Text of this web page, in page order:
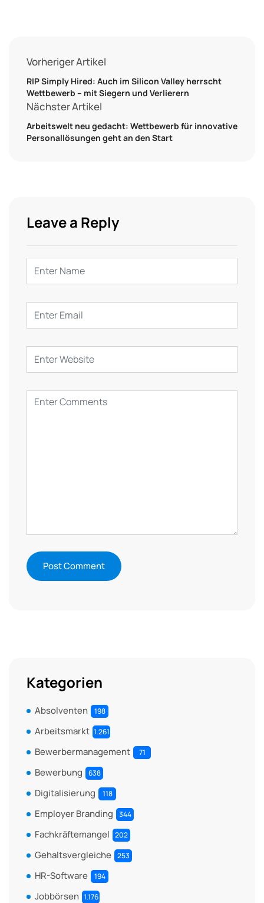
Vorheriger Artikel
RIP Simply Hired: Auch im Silicon Valley herrscht
Wettbewerb – mit Siegern und Verlierern
Nächster Artikel
Arbeitswelt neu gedacht: Wettbewerb für innovative
Personallösungen geht an den Start
Leave a Reply
Kategorien
Absolventen 198
Arbeitsmarkt 1.261
Bewerbermanagement 71
Bewerbung 638
Digitalisierung 118
Employer Branding 344
Fachkräftemangel 202
Gehaltsvergleiche 253
HR-Software 194
Jobbörsen 1.176